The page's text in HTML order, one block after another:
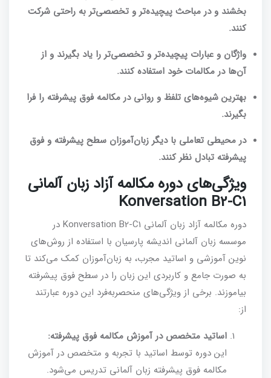
بخشند و در مباحث پیچیده‌تر و تخصصی‌تر به راحتی شرکت
کنند.
واژگان و عبارات پیچیده‌تر و تخصصی‌تر را یاد بگیرند و از
آن‌ها در مکالمات خود استفاده کنند.
بهترین شیوه‌های تلفظ و روانی در مکالمه فوق پیشرفته را فرا
بگیرند.
در محیطی تعاملی با دیگر زبان‌آموزان سطح پیشرفته و فوق
پیشرفته تبادل نظر کنند.
ویژگی‌های دوره مکالمه آزاد زبان آلمانی
Konversation B2-C1
دوره مکالمه آزاد زبان آلمانی Konversation B2-C1 در
موسسه زبان آلمانی اندیشه پارسیان با استفاده از روش‌های
نوین آموزشی و اساتید مجرب، به زبان‌آموزان کمک می‌کند تا
به صورت جامع و کاربردی این زبان را در سطح فوق پیشرفته
بیاموزند. برخی از ویژگی‌های منحصربه‌فرد این دوره عبارتند
از:
اساتید متخصص در آموزش مکالمه فوق پیشرفته:
این دوره توسط اساتید با تجربه و متخصص در آموزش
مکالمه فوق پیشرفته زبان آلمانی تدریس می‌شود.